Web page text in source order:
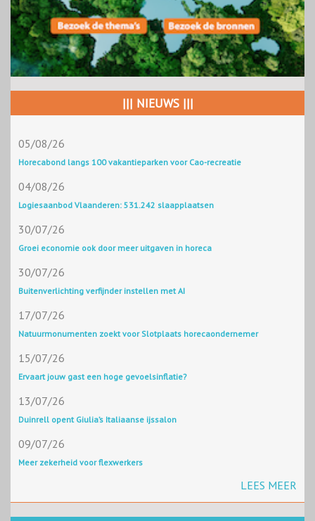
||| NIEUWS |||
05/08/26
Horecabond langs 100 vakantieparken voor Cao-recreatie
04/08/26
Logiesaanbod Vlaanderen: 531.242 slaapplaatsen
30/07/26
Groei economie ook door meer uitgaven in horeca
30/07/26
Buitenverlichting verfijnder instellen met AI
17/07/26
Natuurmonumenten zoekt voor Slotplaats horecaondernemer
15/07/26
Ervaart jouw gast een hoge gevoelsinflatie?
13/07/26
Duinrell opent Giulia’s Italiaanse ijssalon
09/07/26
Meer zekerheid voor flexwerkers
LEES MEER